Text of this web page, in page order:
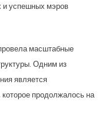
и успешных мэров
масштабные
Одним из
является
продолжалось на